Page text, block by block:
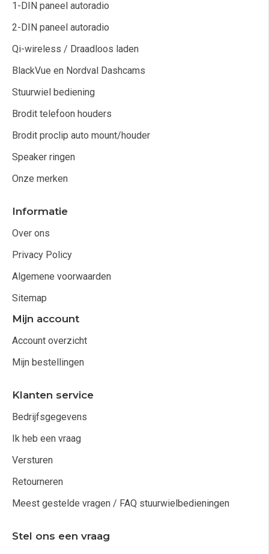
1-DIN paneel autoradio
2-DIN paneel autoradio
Qi-wireless / Draadloos laden
BlackVue en Nordval Dashcams
Stuurwiel bediening
Brodit telefoon houders
Brodit proclip auto mount/houder
Speaker ringen
Onze merken
Informatie
Over ons
Privacy Policy
Algemene voorwaarden
Sitemap
Mijn account
Account overzicht
Mijn bestellingen
Klanten service
Bedrijfsgegevens
Ik heb een vraag
Versturen
Retourneren
Meest gestelde vragen / FAQ stuurwielbedieningen
Stel ons een vraag